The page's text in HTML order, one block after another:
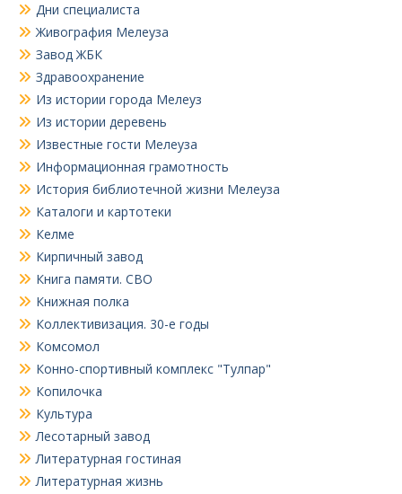
Дни специалиста
Живография Мелеуза
Завод ЖБК
Здравоохранение
Из истории города Мелеуз
Из истории деревень
Известные гости Мелеуза
Информационная грамотность
История библиотечной жизни Мелеуза
Каталоги и картотеки
Келме
Кирпичный завод
Книга памяти. СВО
Книжная полка
Коллективизация. 30-е годы
Комсомол
Конно-спортивный комплекс "Тулпар"
Копилочка
Культура
Лесотарный завод
Литературная гостиная
Литературная жизнь